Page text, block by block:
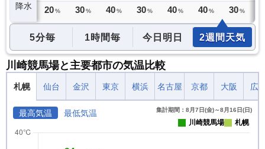
降水
12ミリ 20 % 30 % 40 % 30 % 40 % 40 % 30 %
5分毎 1時間毎 今日明日 2週間天気
川崎競馬場と主要都市の気温比較
札幌 仙台 金沢 東京 横浜 名古屋 京都 大阪 広
最高気温 最低気温 集計期間：8月7日(金)～8月16日(日)
川崎競馬場 札幌